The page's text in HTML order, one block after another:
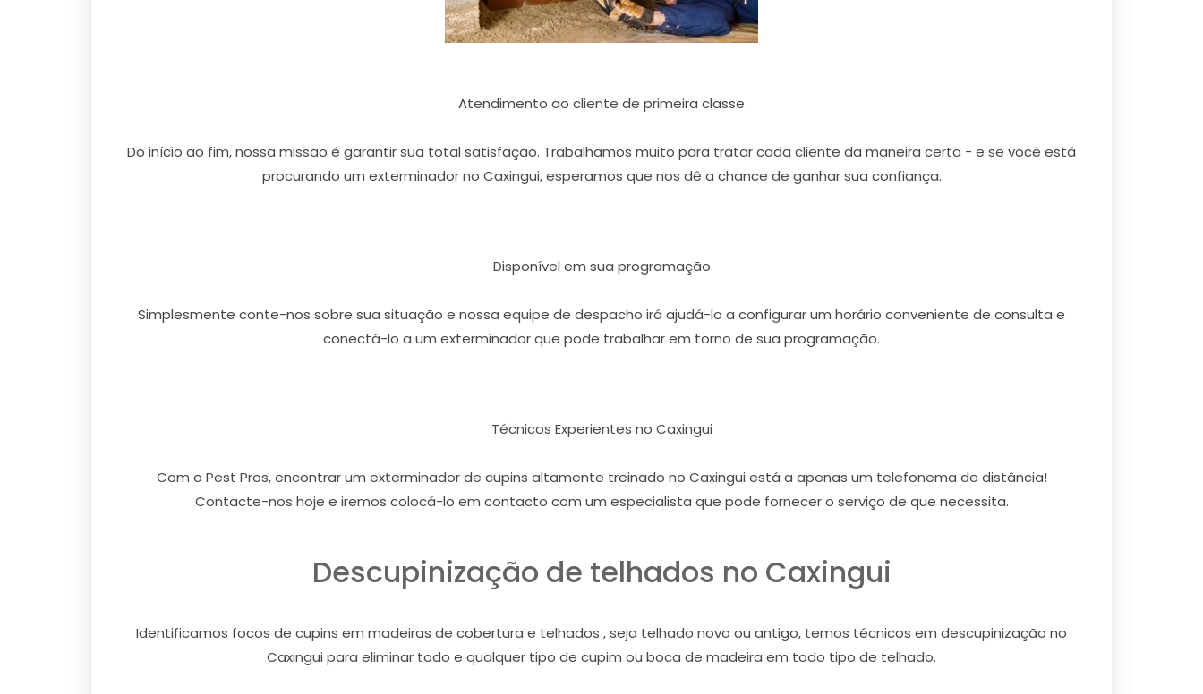
Atendimento ao cliente de primeira classe
Do início ao fim, nossa missão é garantir sua total satisfação. Trabalhamos muito para tratar cada cliente da maneira certa - e se você está
procurando um exterminador no Caxingui, esperamos que nos dê a chance de ganhar sua confiança.
Disponível em sua programação
Simplesmente conte-nos sobre sua situação e nossa equipe de despacho irá ajudá-lo a configurar um horário conveniente de consulta e
conectá-lo a um exterminador que pode trabalhar em torno de sua programação.
Técnicos Experientes no Caxingui
Com o Pest Pros, encontrar um exterminador de cupins altamente treinado no Caxingui está a apenas um telefonema de distância!
Contacte-nos hoje e iremos colocá-lo em contacto com um especialista que pode fornecer o serviço de que necessita.
Descupinização de telhados no Caxingui
Identificamos focos de cupins em madeiras de cobertura e telhados , seja telhado novo ou antigo, temos técnicos em descupinização no
Caxingui para eliminar todo e qualquer tipo de cupim ou boca de madeira em todo tipo de telhado.